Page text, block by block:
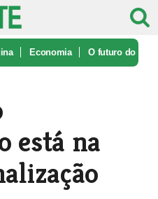
Economia O futuro do
está na